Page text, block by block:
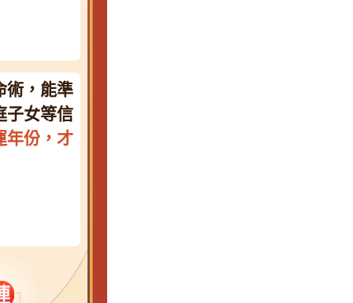
術，能準
子女等信
年份，才